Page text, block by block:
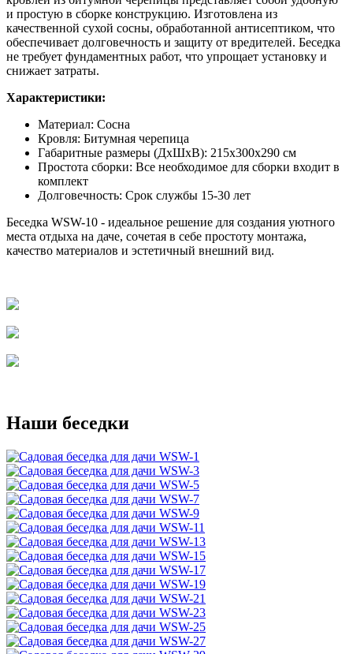
и простую в сборке конструкцию. Изготовлена из
качественной сухой сосны, обработанной антисептиком, что
обеспечивает долговечность и защиту от вредителей. Беседка
не требует фундаментных работ, что упрощает установку и
снижает затраты.
Характеристики:
Материал: Сосна
Кровля: Битумная черепица
Габаритные размеры (ДхШхВ): 215x300x290 см
Простота сборки: Все необходимое для сборки входит в
комплект
Долговечность: Срок службы 15-30 лет
Беседка WSW-10 - идеальное решение для создания уютного
места отдыха на даче, сочетая в себе простоту монтажа,
качество материалов и эстетичный внешний вид.
Наши беседки